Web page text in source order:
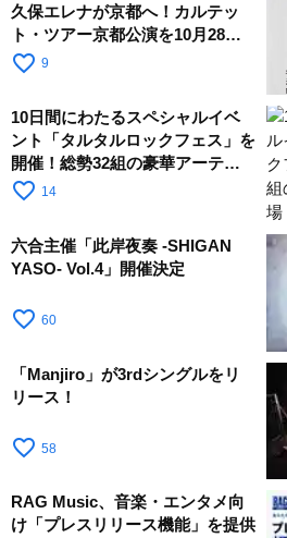
久保エレナが京都へ！カルテッ
ト・ツアー京都公演を10月28日
に開催
favorite_border 9
10日間にわたるスペシャルイベ
ント「タルタルロックフェス」を
開催！総勢32組の豪華アーティ
ストが登場
favorite_border 14
六合主催「此岸夜奏 -SHIGAN
YASO- Vol.4」開催決定
favorite_border 60
「Manjiro」が3rdシングルをリ
リース！
favorite_border 58
RAG Music、音楽・エンタメ向
け「プレスリリース機能」を提供